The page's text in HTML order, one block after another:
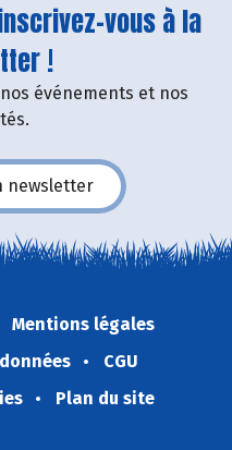
vous à la
!
événements et nos
newsletter
Mentions légales
CGU
Plan du site